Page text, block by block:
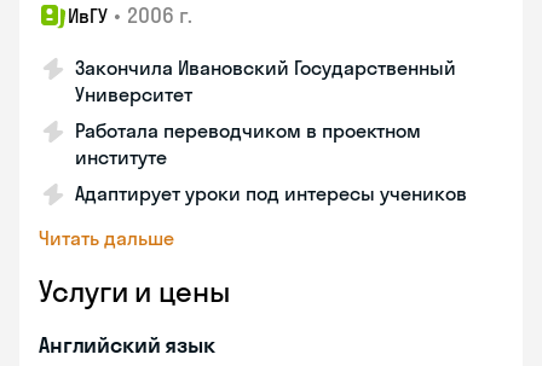
ИвГУ • 2006 г.
Закончила Ивановский Государственный
Университет
Работала переводчиком в проектном
институте
Адаптирует уроки под интересы учеников
Читать дальше
Услуги и цены
Английский язык